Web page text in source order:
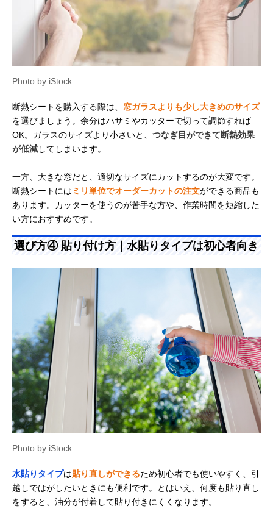
Photo by iStock
断熱シートを購入する際は、 窓ガラスよりも少し大きめのサイズ
を選びましょう。余分はハサミやカッターで切って調節すれば
OK。ガラスのサイズより小さいと、 つなぎ目ができて断熱効果
が低減してしまいます。
一方、大きな窓だと、適切なサイズにカットするのが大変です。
断熱シートには ミリ単位でオーダーカットの注文ができる商品も
あります。カッターを使うのが苦手な方や、作業時間を短縮した
い方におすすめです。
選び方④ 貼り付け方｜水貼りタイプは初心者向き
Photo by iStock
水貼りタイプは貼り直しができるため初心者でも使いやすく、引
越しではがしたいときにも便利です。とはいえ、何度も貼り直し
をすると、油分が付着して貼り付きにくくなります。